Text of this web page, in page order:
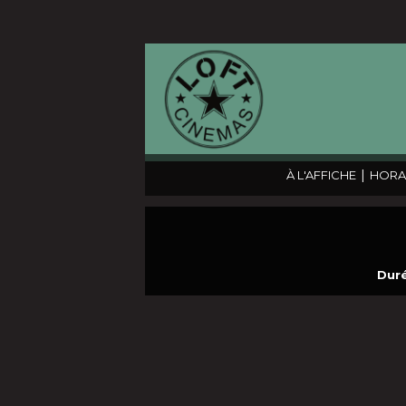
À L'AFFICHE |